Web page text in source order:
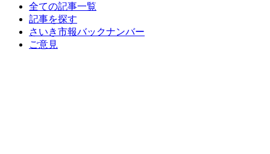
全ての記事一覧
記事を探す
さいき市報バックナンバー
ご意見